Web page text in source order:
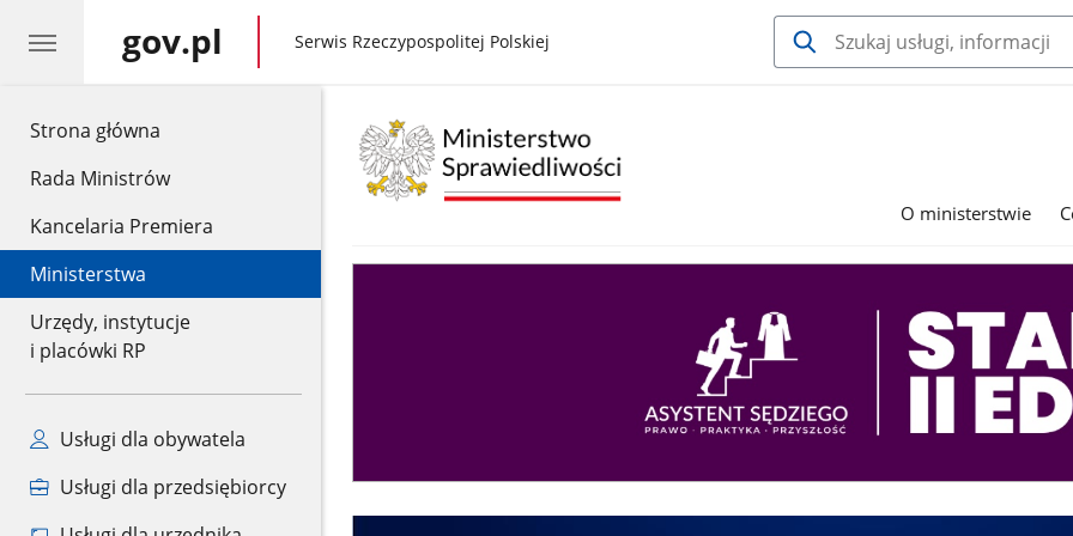
Strona główna
Rada Ministrów
Kancelaria Premiera
Ministerstwa
Urzędy, instytucje
i placówki RP
Usługi dla obywatela
Usługi dla przedsiębiorcy
gov.pl gov.pl
Serwis Rzeczypospolitej Polskiej
O ministerstwie